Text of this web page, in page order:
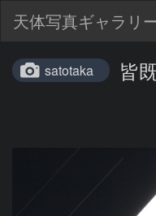
天体写真ギャラリ
satotaka 皆